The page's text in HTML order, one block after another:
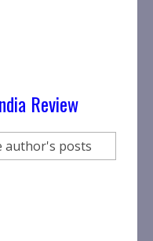
Review
author's posts